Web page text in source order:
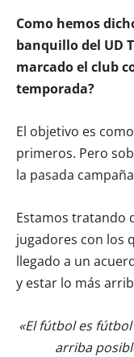
Como hemos
banquillo del UD
marcado el club
temporada?
El objetivo es
primeros. Pero
la pasada
Estamos tratando
jugadores con los
llegado a un
y estar lo más
«El fútbol es
arriba